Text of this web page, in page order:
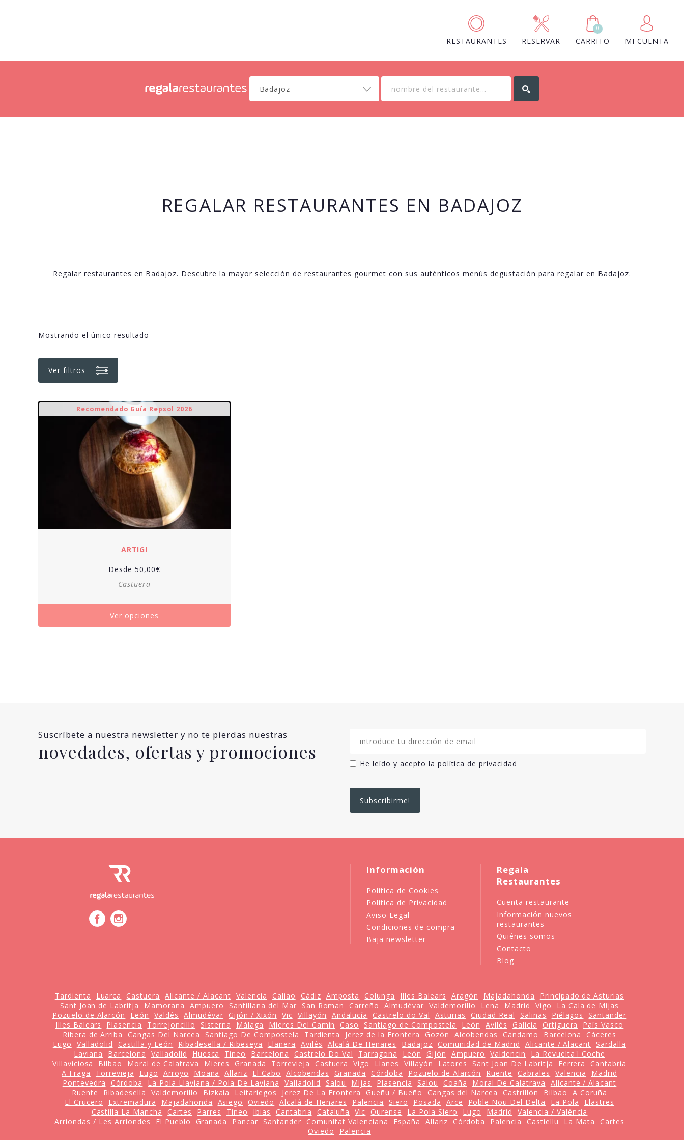
RESTAURANTES RESERVAR
0
CARRITO MI CUENTA
Badajoz
REGALAR RESTAURANTES EN BADAJOZ
Regalar restaurantes en Badajoz. Descubre la mayor selección de restaurantes gourmet con sus auténticos menús degustación para regalar en Badajoz.
Mostrando el único resultado
Ver filtros
Recomendado Guía Repsol 2026
ARTIGI
Desde 50,00€
Castuera
Ver opciones
Suscríbete a nuestra newsletter y no te pierdas nuestras
novedades, ofertas y promociones
He leído y acepto la política de privacidad
Información
Política de Cookies
Política de Privacidad
Aviso Legal
Condiciones de compra
Baja newsletter
Regala
Restaurantes
Cuenta restaurante
Información nuevos
restaurantes
Quiénes somos
Contacto
Blog
Tardienta Luarca Castuera Alicante / Alacant Valencia Caliao Cádiz Amposta Colunga Illes Balears Aragón Majadahonda
Principado de Asturias
Sant Joan de Labritja
Mamorana Ampuero Santillana del Mar San Roman Carreño Almudévar Valdemorillo Lena Madrid Vigo
La Cala de Mijas
Pozuelo de Alarcón
León Valdés Almudévar Gijón / Xixón Vic Villayón Andalucía Castrelo do Val Asturias Ciudad Real Salinas Piélagos
Santander
Illes Balears
Plasencia Torrejoncillo Sisterna Málaga Mieres Del Camin Caso Santiago de Compostela León Avilés Galicia Ortiguera
País Vasco
Ribera de Arriba
Cangas Del Narcea Santiago De Compostela Tardienta Jerez de la Frontera Gozón Alcobendas Candamo Barcelona
Cáceres
Lugo
Valladolid Castilla y León Ribadesella / Ribeseya Llanera Avilés Alcalá De Henares Badajoz Comunidad de Madrid Alicante / Alacant
Sardalla
Laviana
Barcelona Valladolid Huesca Tineo Barcelona Castrelo Do Val Tarragona León Gijón Ampuero Valdencin
La Revuelta'l Coche
Villaviciosa
Bilbao Moral de Calatrava Mieres Granada Torrevieja Castuera Vigo Llanes Villayón Latores Sant Joan De Labritja Ferrera
Cantabria
A Fraga
Torrevieja Lugo Arroyo Moaña Allariz El Cabo Alcobendas Granada Córdoba Pozuelo de Alarcón Ruente Cabrales Valencia
Madrid
Pontevedra
Córdoba La Pola Llaviana / Pola De Laviana Valladolid Salou Mijas Plasencia Salou Coaña Moral De Calatrava
Alicante / Alacant
Ruente
Ribadesella Valdemorillo Bizkaia Leitariegos Jerez De La Frontera Gueñu / Bueño Cangas del Narcea Castrillón Bilbao
A Coruña
El Crucero
Extremadura Majadahonda Asiego Oviedo Alcalá de Henares Palencia Siero Posada Arce Poble Nou Del Delta La Pola
Llastres
Castilla La Mancha
Cartes Parres Tineo Ibias Cantabria Cataluña Vic Ourense La Pola Siero Lugo Madrid
Valencia / València
Arriondas / Les Arriondes
El Pueblo Granada Pancar Santander Comunitat Valenciana España Allariz Córdoba Palencia Castiellu La Mata
Cartes
Oviedo
Palencia